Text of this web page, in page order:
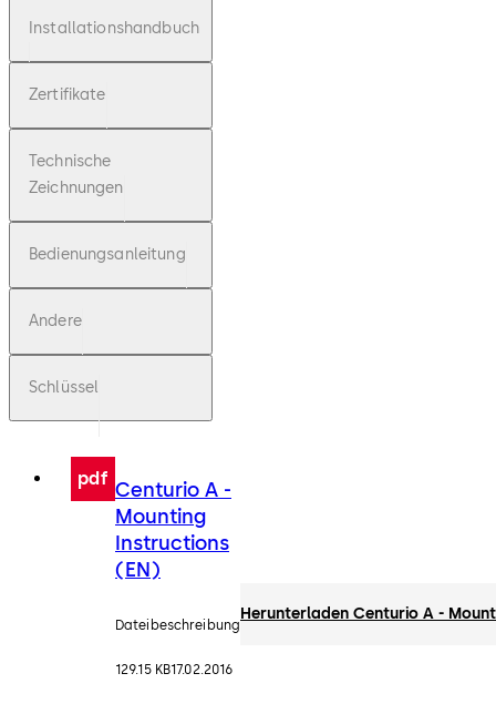
Installationshandbuch
Zertifikate
Technische
Zeichnungen
Bedienungsanleitung
Andere
Schlüssel
pdf Centurio A -
Mounting
Instructions
(EN)
Dateibeschreibung
129.15 KB17.02.2016
Herunterladen Centurio A -